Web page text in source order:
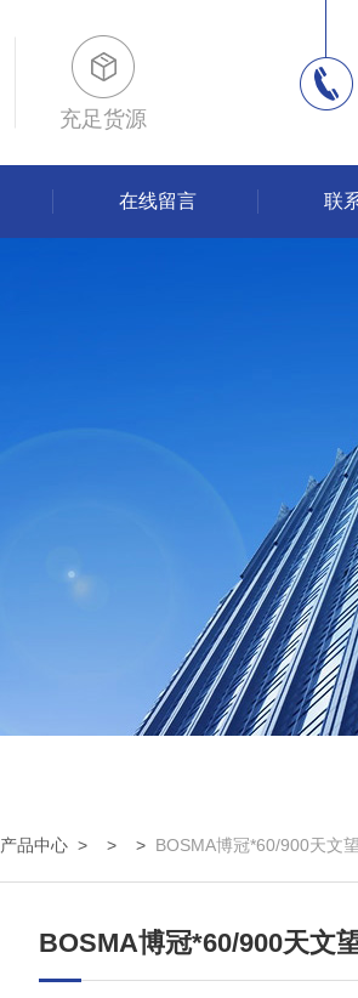
充足货源
在线留言 联
产品中心 > > > BOSMA博冠*60/900天文
BOSMA博冠*60/900天文